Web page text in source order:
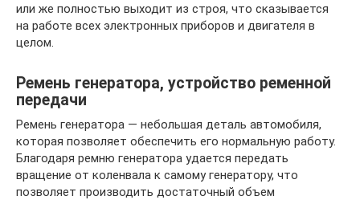
или же полностью выходит из строя, что сказывается
на работе всех электронных приборов и двигателя в
целом.
Ремень генератора, устройство ременной
передачи
Ремень генератора — небольшая деталь автомобиля,
которая позволяет обеспечить его нормальную работу.
Благодаря ремню генератора удается передать
вращение от коленвала к самому генератору, что
позволяет производить достаточный объем